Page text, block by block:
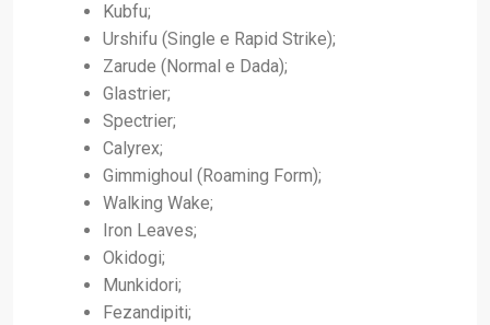
Kubfu;
Urshifu (Single e Rapid Strike);
Zarude (Normal e Dada);
Glastrier;
Spectrier;
Calyrex;
Gimmighoul (Roaming Form);
Walking Wake;
Iron Leaves;
Okidogi;
Munkidori;
Fezandipiti;